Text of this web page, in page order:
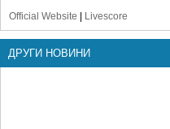
Official Website
Livescore
ДРУГИ НОВИНИ